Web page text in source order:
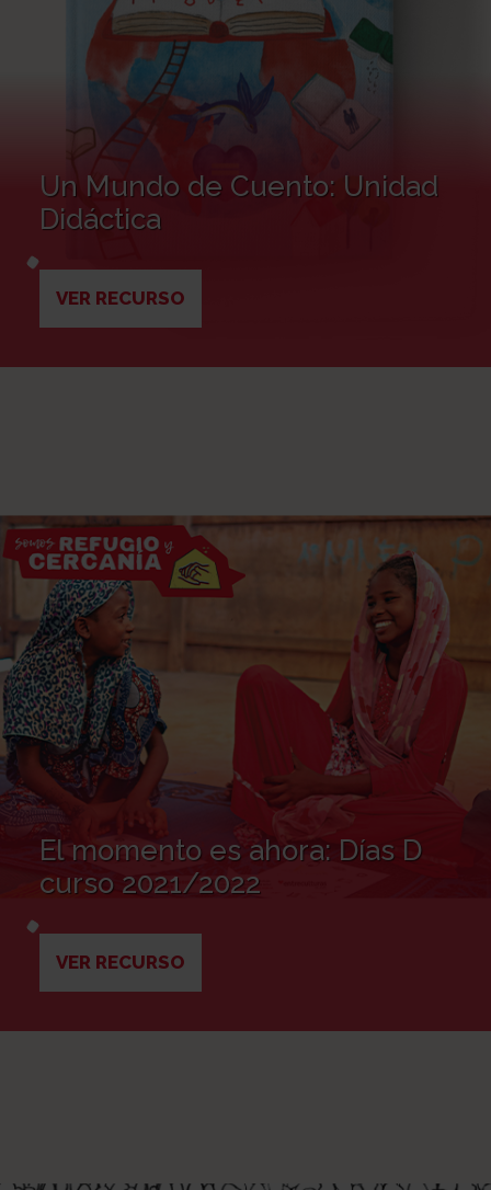
Un Mundo de Cuento: Unidad
Didáctica
VER RECURSO
El momento es ahora: Días D
curso 2021/2022
VER RECURSO